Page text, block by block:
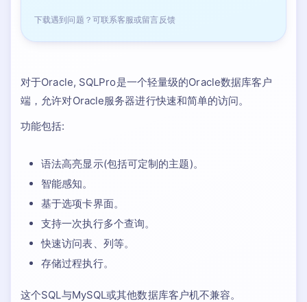
下载遇到问题？可联系客服或留言反馈
对于Oracle, SQLPro是一个轻量级的Oracle数据库客户
端，允许对Oracle服务器进行快速和简单的访问。
功能包括:
语法高亮显示(包括可定制的主题)。
智能感知。
基于选项卡界面。
支持一次执行多个查询。
快速访问表、列等。
存储过程执行。
这个SQL与MySQL或其他数据库客户机不兼容。